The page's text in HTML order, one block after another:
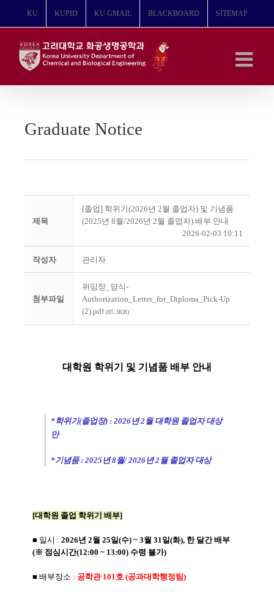
뛰
KU KUPID KU GMAIL BLACKBOARD SITEMAP
Graduate Notice
제목
[졸업] 학위기(2026년 2월 졸업자) 및 기념품
(2025년 8월/2026년 2월 졸업자) 배부 안내
2026-02-03 10:11
작성자 관리자
첨부파일
위임장_양식-
Authorization_Letter_for_Diploma_Pick-Up
(2).pdf(85.3KB)
대학원 학위기 및 기념품 배부 안내
*학위기(졸업장) : 2026년 2월 대학원 졸업자 대상
만
*기념품 : 2025년 8월/ 2026년 2월 졸업자 대상
[대학원 졸업 학위기 배부]
■ 일시 : 2026년 2월 25일(수) ~ 3월 31일(화), 한 달간 배부
(※ 점심시간(12:00 ~ 13:00) 수령 불가)
■ 배부장소 : 공학관 101호 (공과대학행정팀)